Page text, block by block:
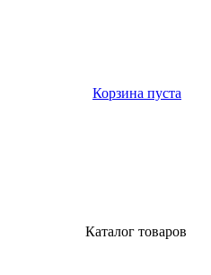
Корзина пуста
Каталог товаров